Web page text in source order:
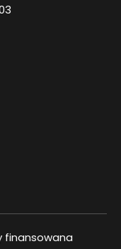
finansowana